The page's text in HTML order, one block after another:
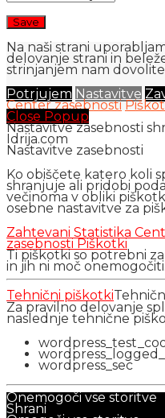
Na naši strani
delovanje strani in
strinjanjem nam
Potrjujem Nastavitve
Center zasebnosti
Close Popup
Nastavitve zasebnosti
Idrija.com
Nastavitve zasebnosti
Ko obiščete katero koli
shranjuje ali pridobi
večinoma v obliki
osebne nastavitve za
Zahtevani Statistika
zasebnosti Piškotki
Ti piškotki so potrebni
in jih ni moč onemogočiti.
Tehnični piškotki
Za pravilno delovanje
naslednje tehnične
wordpress_sec
Onemogoči vse storitve
Shrani